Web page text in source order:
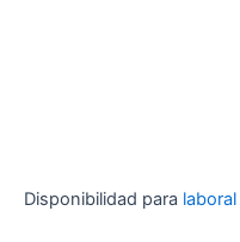
Disponibilidad para laboral